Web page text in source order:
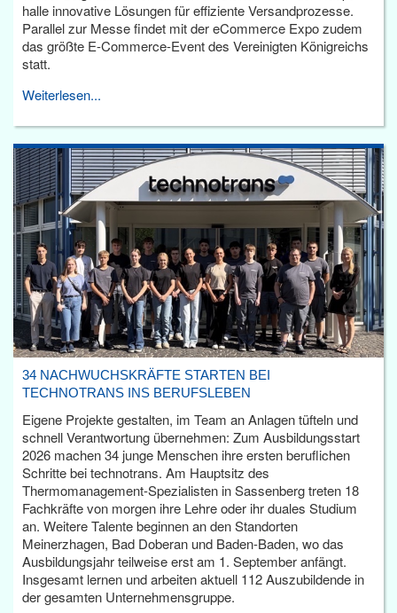
halle innovative Lösungen für effiziente Versandprozesse.
Parallel zur Messe findet mit der eCommerce Expo zudem
das größte E-Commerce-Event des Vereinigten Königreichs
statt.
Weiterlesen...
34 NACHWUCHSKRÄFTE STARTEN BEI
TECHNOTRANS INS BERUFSLEBEN
Eigene Projekte gestalten, im Team an Anlagen tüfteln und
schnell Verantwortung übernehmen: Zum Ausbildungsstart
2026 machen 34 junge Menschen ihre ersten beruflichen
Schritte bei technotrans. Am Hauptsitz des
Thermomanagement-Spezialisten in Sassenberg treten 18
Fachkräfte von morgen ihre Lehre oder ihr duales Studium
an. Weitere Talente beginnen an den Standorten
Meinerzhagen, Bad Doberan und Baden-Baden, wo das
Ausbildungsjahr teilweise erst am 1. September anfängt.
Insgesamt lernen und arbeiten aktuell 112 Auszubildende in
der gesamten Unternehmensgruppe.